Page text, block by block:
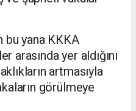
bu yana KKKA
arasında yer aldığını
artmasıyla
görülmeye